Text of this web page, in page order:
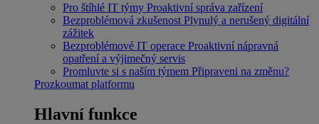
Pro štíhlé IT týmy Proaktivní správa zařízení
Bezproblémová zkušenost Plynulý a nerušený digitální
zážitek
Bezproblémové IT operace Proaktivní nápravná
opatření a výjimečný servis
Promluvte si s naším týmem Připraveni na změnu?
Prozkoumat platformu
Hlavní funkce